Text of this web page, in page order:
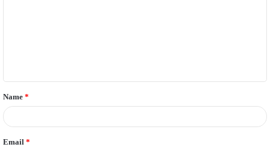
t
*
Name *
Email *